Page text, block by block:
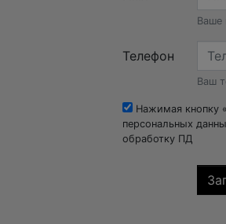
Ваше
Телефон
Ваш
Нажимая кнопку
персональных
обработку ПД